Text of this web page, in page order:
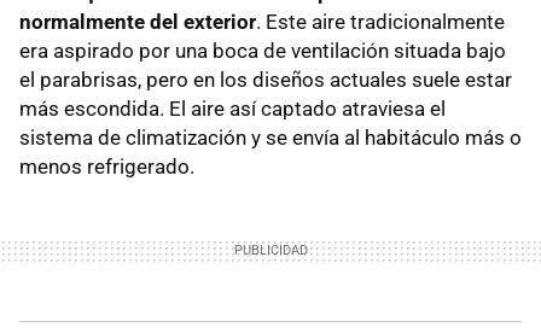
normalmente del exterior. Este aire tradicionalmente
era aspirado por una boca de ventilación situada bajo
el parabrisas, pero en los diseños actuales suele estar
más escondida. El aire así captado atraviesa el
sistema de climatización y se envía al habitáculo más o
menos refrigerado.